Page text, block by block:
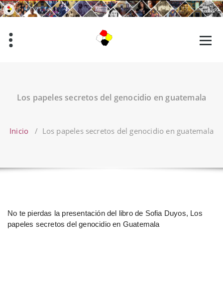
Saltar
al
Los papeles secretos del genocidio en guatemala
Inicio / Los papeles secretos del genocidio en guatemala
No te pierdas la presentación del libro de Sofia Duyos, Los
papeles secretos del genocidio en Guatemala